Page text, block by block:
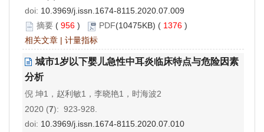
doi: 10.3969/j.issn.1674-8115.2020.07.009
摘要 ( 956 ) PDF(10475KB) ( 1376 )
相关文章 | 计量指标
城市1岁以下婴儿急性中耳炎临床特点与危险因素
分析
倪 坤1，赵利敏1，李晓艳1，时海波2
2020 (7): 923-928.
doi: 10.3969/j.issn.1674-8115.2020.07.010